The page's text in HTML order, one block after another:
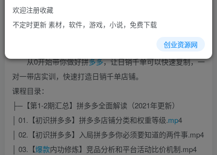
您当前未登录！建议登陆后购买，办理会员包月更省钱，可保存购
从0开始带你做好拼多多，让日销千单可以快速复制，一
对一带店实训，快速打造日销千单店铺。
课程目录：
├─【第1-2期汇总】拼多多全面解读（2021年更新）
│ 01.【初识拼多多】拼多多店铺分类和权重等级.mp4
│ 02.【初识拼多多】入局拼多多你必须要知道的两件事.mp4
│ 03.【爆款内功修炼】竞品分析和平台活动比价机制.mp4
欢迎注册收藏
不定时更新 素材，软件，游戏，小说，免费下载
创业资源网